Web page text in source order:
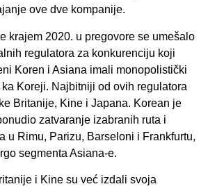
ove dve kompanije.
krajem 2020. u pregovore se umešalo
regulatora za konkurenciju koji
Koren i Asiana imali monopolistički
Koreji. Najbitniji od ovih regulatora
Britanije, Kine i Japana. Korean je
zatvaranje izabranih ruta i
u Rimu, Parizu, Barseloni i Frankfurtu,
segmenta Asiana-e.
i Kine su već izdali svoja